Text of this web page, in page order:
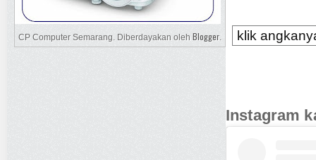
klik
Instagram
CP Computer Semarang. Diberdayakan oleh Blogger.